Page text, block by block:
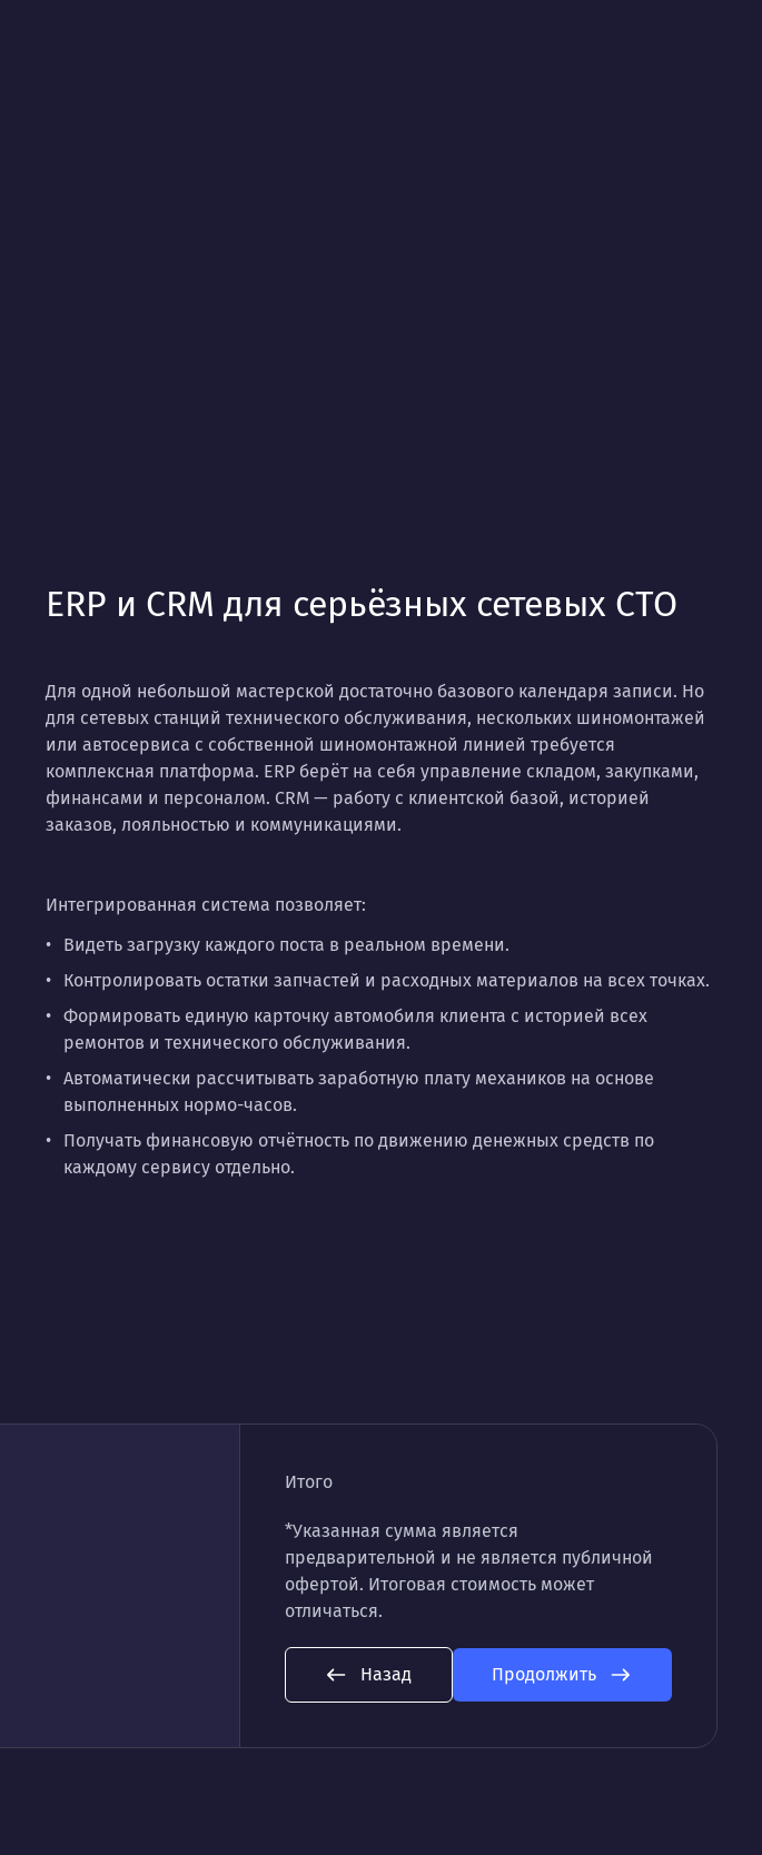
ERP и CRM для серьёзных сетевых СТО
Для одной небольшой мастерской достаточно базового календаря записи. Но
для сетевых станций технического обслуживания, нескольких шиномонтажей
или автосервиса с собственной шиномонтажной линией требуется
комплексная платформа. ERP берёт на себя управление складом, закупками,
финансами и персоналом. CRM — работу с клиентской базой, историей
заказов, лояльностью и коммуникациями.
Интегрированная система позволяет:
Видеть загрузку каждого поста в реальном времени.
Контролировать остатки запчастей и расходных материалов на всех точках.
Формировать единую карточку автомобиля клиента с историей всех
ремонтов и технического обслуживания.
Автоматически рассчитывать заработную плату механиков на основе
выполненных нормо-часов.
Получать финансовую отчётность по движению денежных средств по
каждому сервису отдельно.
Итого
*Указанная сумма является
предварительной и не является публичной
офертой. Итоговая стоимость может
отличаться.
Назад Продолжить